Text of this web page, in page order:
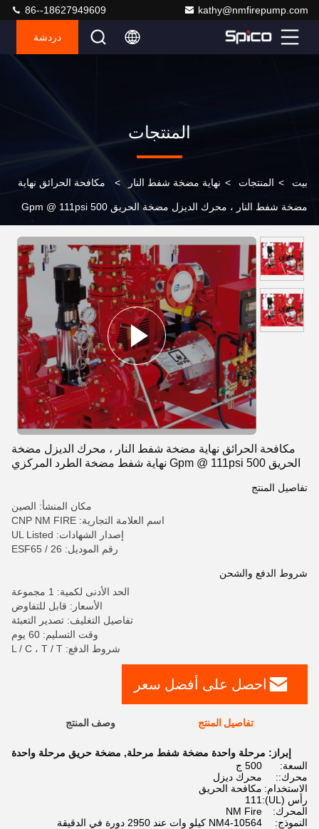
kathy@nmfirepump.com
86--18627949609
دردشة
المنتجات
بيت > المنتجات > نهاية مضخة شفط النار > مكافحة الحرائق نهاية
مضخة شفط النار ، محرك الديزل مضخة الحريق 500 Gpm @ 111psi
مكافحة الحرائق نهاية مضخة شفط النار ، محرك الديزل مضخة
الحريق 500 Gpm @ 111psi نهاية شفط مضخة الطرد المركزي
تفاصيل المنتج
مكان المنشأ: الصين
اسم العلامة التجارية: CNP NM FIRE
إصدار الشهادات: UL Listed
رقم الموديل: ESF65 / 26
شروط الدفع والشحن
الحد الأدنى لكمية: 1 مجموعة
الأسعار: قابل للتفاوض
تفاصيل التغليف: تصدير التعبئة
وقت التسليم: 60 يوم
شروط الدفع: L / C ، T / T
احصل على أفضل سعر
تفاصيل المنتج وصف المنتج
إبراز: مرحلة واحدة مضخة شفط مرحلة, مضخة حريق مرحلة واحدة
السعة:
500 ج
محرك::
محرك ديزل
الاستخدام: مكافحة الحريق
رأس (UL):
111
المحرك:
NM Fire
النموذج:
NM4-10564 كيلو وات عند 2950 دورة في الدقيقة